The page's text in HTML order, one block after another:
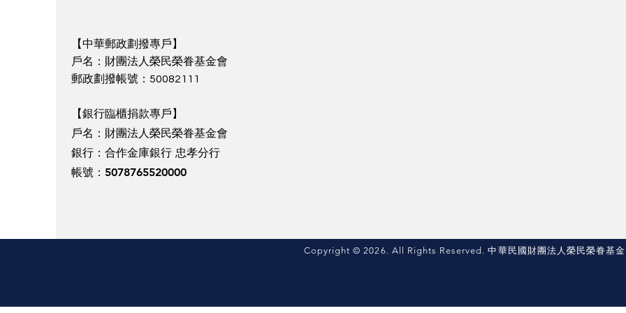
【中華郵政劃撥專戶】
戶名：財團法人榮民榮眷基金會
郵政劃撥帳號：50082111
【銀行臨櫃捐款專戶】
戶名：財團法人榮民榮眷基金會
銀行：合作金庫銀行 忠孝分行
帳號：5078765520000
Copyright © 2026. All Rights Reserved. 中華民國財團法人榮民榮眷基